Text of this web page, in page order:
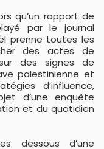
qu’un rapport de
par le journal
prenne toutes les
des actes de
des signes de
palestinienne et
d’influence,
d’une enquête
et du quotidien
dessous d’une